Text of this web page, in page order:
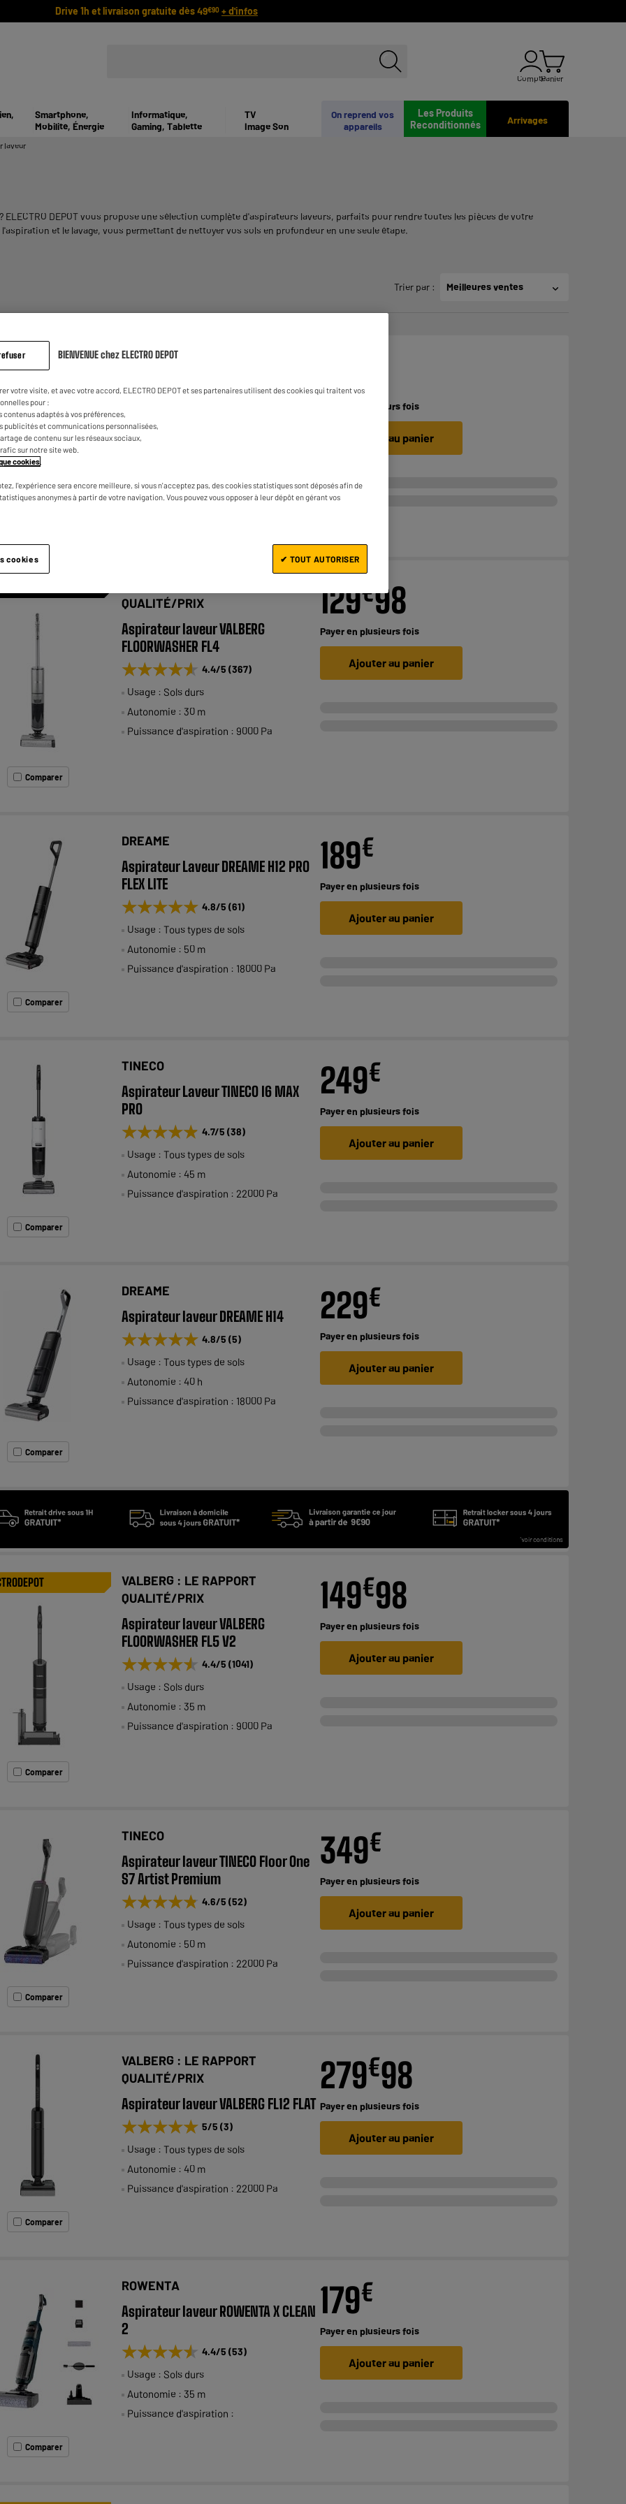
Drive 1h et livraison gratuite dès 49€90 + d'infos
ComptePanier
Arrivages
Les Produits
Reconditionnés
On reprend vos
appareils
Smartphone,
Mobilité, Énergie
Informatique,
Gaming, Tablette
TV
Image Son
laveur
DEPOT vous propose une sélection complète d'aspirateurs laveurs, parfaits pour rendre toutes les pièces de votre
et le lavage, vous permettant de nettoyer vos sols en profondeur en une seule étape.
Trier par : Meilleures ventes
DREAME
Aspirateur Laveur DREAME H15 PRO
★★★★★
★★★★★
Usage : Tous types de sols
plusieurs fois
Ajouter au panier
Comparer
QUALITÉ/PRIX
Aspirateur laveur VALBERG
FLOORWASHER FL4
★★★★★
★★★★★ 4.4/5 (367)
Usage : Sols durs
Autonomie : 30 m
Puissance d'aspiration : 9000 Pa
129€98
Payer en plusieurs fois
Ajouter au panier
Comparer
DREAME
Aspirateur Laveur DREAME H12 PRO
FLEX LITE
★★★★★
★★★★★ 4.8/5 (61)
Usage : Tous types de sols
Autonomie : 50 m
Puissance d'aspiration : 18000 Pa
189€
Payer en plusieurs fois
Ajouter au panier
Comparer
TINECO
Aspirateur Laveur TINECO I6 MAX
PRO
★★★★★
★★★★★ 4.7/5 (38)
Usage : Tous types de sols
Autonomie : 45 m
Puissance d'aspiration : 22000 Pa
249€
Payer en plusieurs fois
Ajouter au panier
Comparer
DREAME
Aspirateur laveur DREAME H14
★★★★★
★★★★★ 4.8/5 (5)
Usage : Tous types de sols
Autonomie : 40 h
Puissance d'aspiration : 18000 Pa
229€
Payer en plusieurs fois
Ajouter au panier
Comparer
VALBERG : LE RAPPORT
QUALITÉ/PRIX
Aspirateur laveur VALBERG
FLOORWASHER FL5 V2
★★★★★
★★★★★ 4.4/5 (1041)
Usage : Sols durs
Autonomie : 35 m
Puissance d'aspiration : 9000 Pa
149€98
Payer en plusieurs fois
Ajouter au panier
Comparer
TINECO
Aspirateur laveur TINECO Floor One
S7 Artist Premium
★★★★★
★★★★★ 4.6/5 (52)
Usage : Tous types de sols
Autonomie : 50 m
Puissance d'aspiration : 22000 Pa
349€
Payer en plusieurs fois
Ajouter au panier
Comparer
VALBERG : LE RAPPORT
QUALITÉ/PRIX
Aspirateur laveur VALBERG FL12 FLAT
★★★★★
★★★★★ 5/5 (3)
Usage : Tous types de sols
Autonomie : 40 m
Puissance d'aspiration : 22000 Pa
279€98
Payer en plusieurs fois
Ajouter au panier
Comparer
ROWENTA
Aspirateur laveur ROWENTA X CLEAN
2
★★★★★
★★★★★ 4.4/5 (53)
Usage : Sols durs
Autonomie : 35 m
Puissance d'aspiration :
179€
Payer en plusieurs fois
Ajouter au panier
BIENVENUE chez ELECTRO DEPOT
votre visite, et avec votre accord, ELECTRO DEPOT et ses partenaires utilisent des cookies qui traitent vos
pour :
contenus adaptés à vos préférences,
publicités et communications personnalisées,
de contenu sur les réseaux sociaux,
sur notre site web.
cookies
l'expérience sera encore meilleure, si vous n'acceptez pas, des cookies statistiques sont déposés afin de
anonymes à partir de votre navigation. Vous pouvez vous opposer à leur dépôt en gérant vos
cookies ✔ TOUT AUTORISER